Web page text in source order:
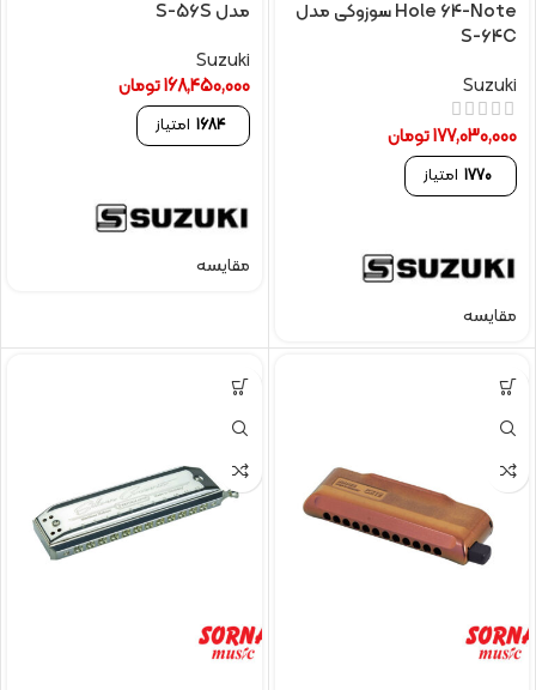
Hole 64-Note سوزوکی مدل
S-64C
Suzuki
177,030,000تومان
1770 امتیاز
مقایسه
مدل S-56S
Suzuki
168,450,000تومان
1684 امتیاز
مقایسه